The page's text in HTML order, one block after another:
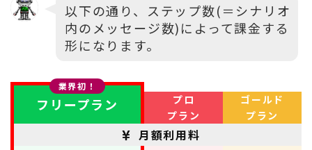
以下の通り、ステップ数(＝シナリオ
内のメッセージ数)によって課金する
形になります。
業界初！
フリープラン
プロ
プラン
ゴールド
プラン
月額利用料